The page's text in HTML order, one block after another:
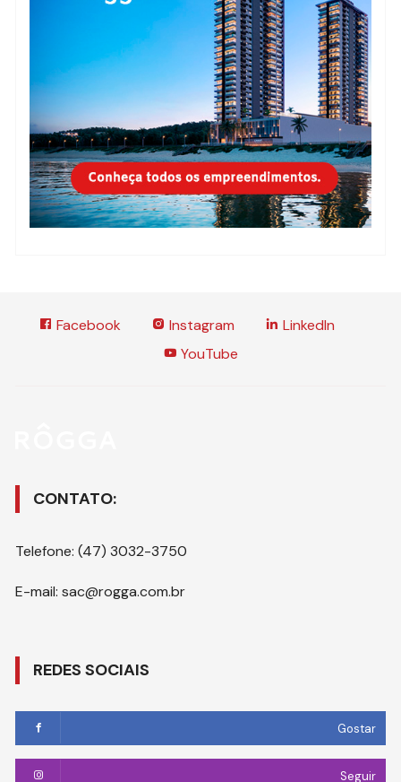
Facebook Instagram
LinkedIn
YouTube
CONTATO:
Telefone: (47) 3032-3750
E-mail: sac@rogga.com.br
REDES SOCIAIS
Gostar
Seguir